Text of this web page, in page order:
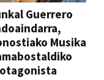
Guerrero
Musika